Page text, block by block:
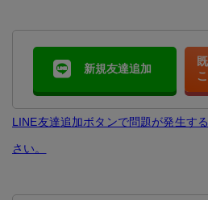
新規友達追加
LINE友達追加ボタンで問題が発生す
さい。